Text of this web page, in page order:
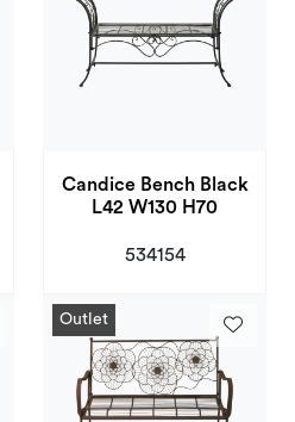
Candice Bench Black
L42 W130 H70
534154
Outlet